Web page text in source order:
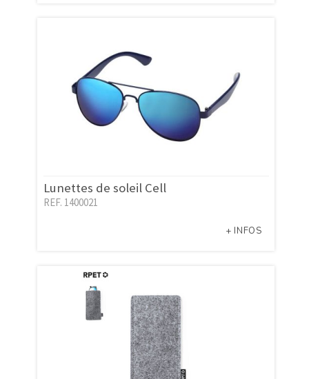
Lunettes de soleil Cell
REF. 1400021
+ INFOS